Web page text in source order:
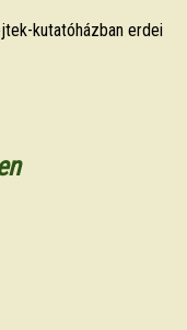
kutatóházban erdei